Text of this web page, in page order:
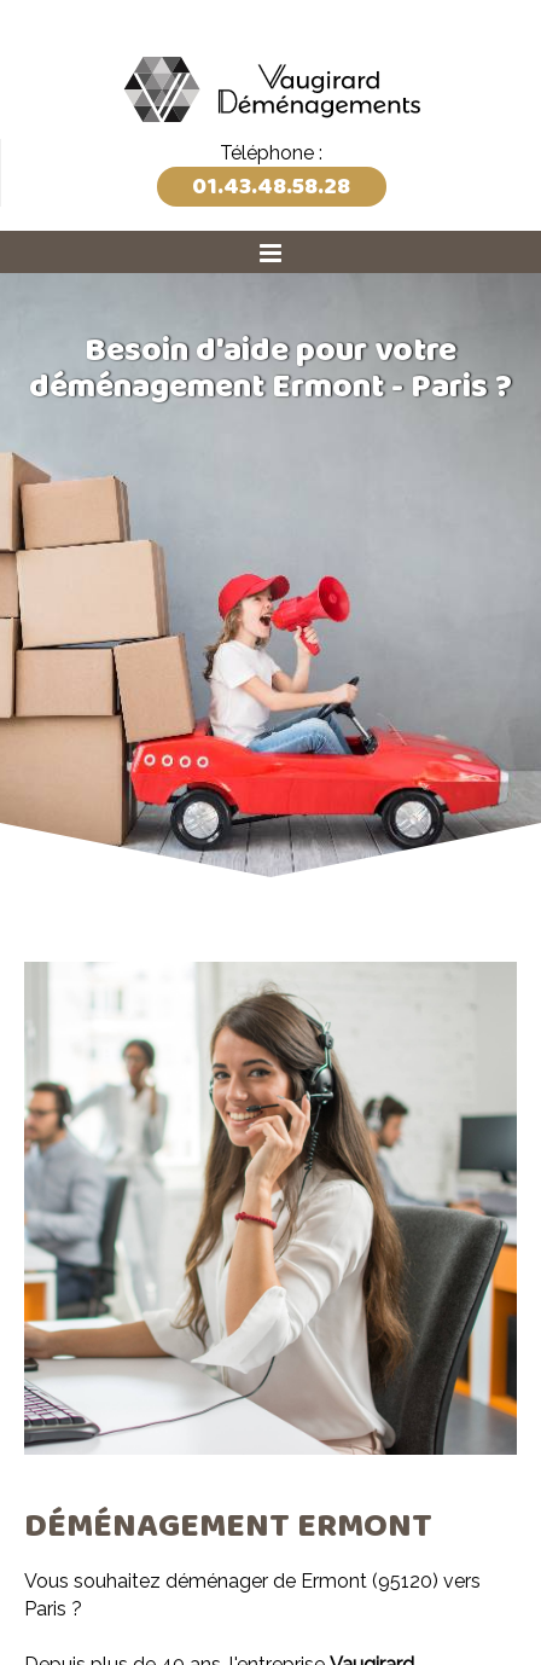
Téléphone :
01.43.48.58.28
Besoin d'aide pour votre
déménagement Ermont - Paris ?
DÉMÉNAGEMENT ERMONT
Vous souhaitez déménager de Ermont (95120) vers
Paris ?